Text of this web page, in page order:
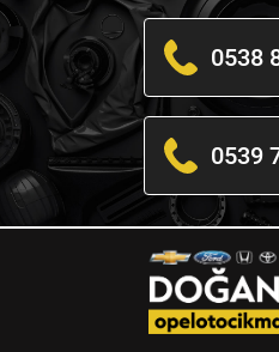
0538
0539